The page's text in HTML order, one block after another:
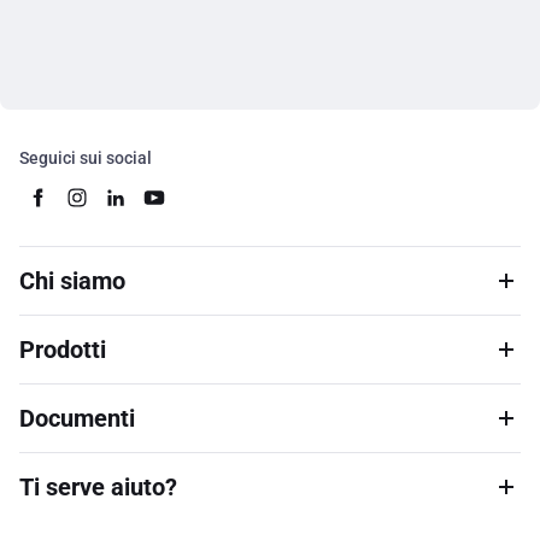
Seguici sui social
Chi siamo
Prodotti
Documenti
Ti serve aiuto?